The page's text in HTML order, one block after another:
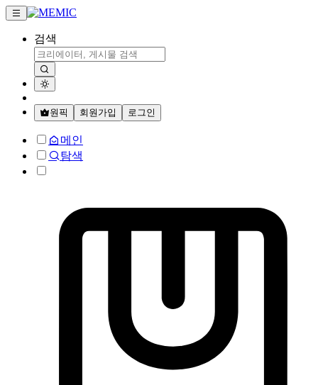
검색
원픽 회원가입 로그인
메인
탐색